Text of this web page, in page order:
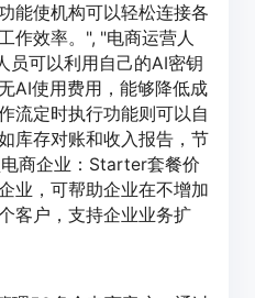
能使机构可以轻松连接各
作效率。", "电商运营人
员可以利用自己的AI密钥
AI使用费用，能够降低成
流定时执行功能则可以自
库存对账和收入报告，节
商企业：Starter套餐价
业，可帮助企业在不增加
客户，支持企业业务扩